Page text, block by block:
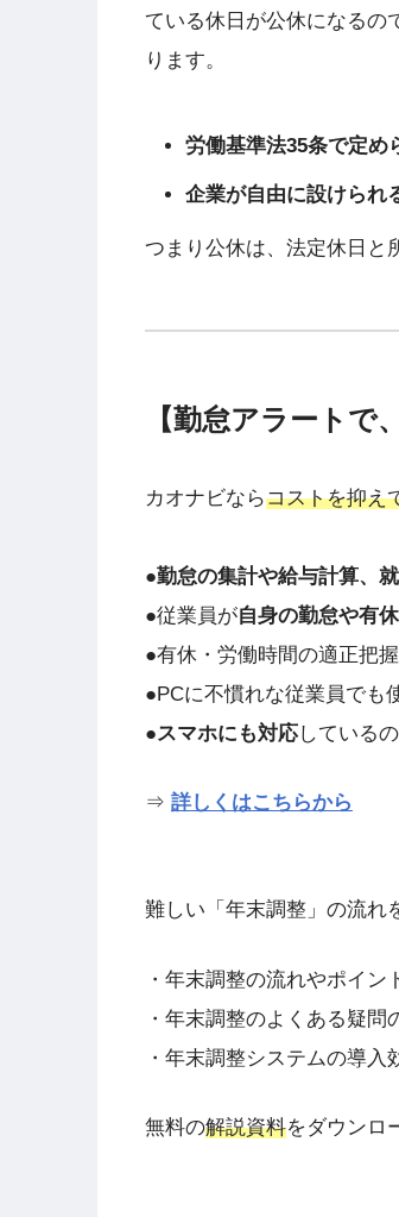
ている休日が公休になるの
ります。
労働基準法35条で定め
企業が自由に設けられ
つまり公休は、法定休日と
【勤怠アラートで
カオナビならコストを抑え
●勤怠の集計や給与計算、
●従業員が自身の勤怠や有
●有休・労働時間の適正把
●PCに不慣れな従業員でも
●スマホにも対応している
⇒ 詳しくはこちらから
難しい「年末調整」の流れ
・年末調整の流れやポイン
・年末調整のよくある疑問
・年末調整システムの導入
無料の解説資料をダウンロ